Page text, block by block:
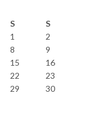
S
S
1
2
8
9
15
16
22
23
29
30